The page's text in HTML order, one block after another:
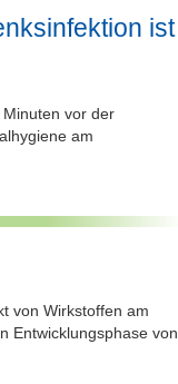
ist
vor der
am
von Wirkstoffen am
Entwicklungsphase von